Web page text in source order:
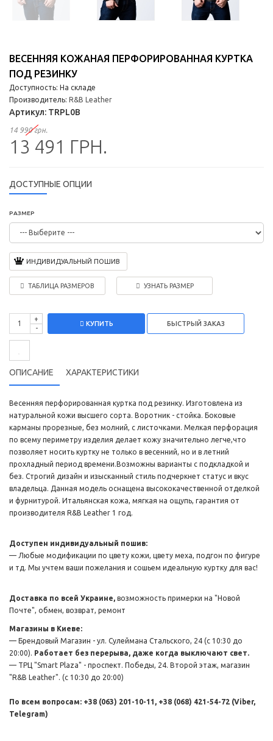
ВЕСЕННЯЯ КОЖАНАЯ ПЕРФОРИРОВАННАЯ КУРТКА
ПОД РЕЗИНКУ
Доступность: На складе
Производитель: R&B Leather
Артикул: TRPL0B
14 990 грн.
13 491 ГРН.
ДОСТУПНЫЕ ОПЦИИ
РАЗМЕР
ИНДИВИДУАЛЬНЫЙ ПОШИВ
ТАБЛИЦА РАЗМЕРОВ УЗНАТЬ РАЗМЕР
+
-
КУПИТЬ
ОПИСАНИЕ ХАРАКТЕРИСТИКИ
Весенняя перфорированная куртка под резинку. Изготовлена из
натуральной кожи высшего сорта. Воротник - стойка. Боковые
карманы прорезные, без молний, с листочками. Мелкая перфорация
по всему периметру изделия делает кожу значительно легче,что
позволяет носить куртку не только в весенний, но и в летний
прохладный период времени.Возможны варианты с подкладкой и
без. Строгий дизайн и изысканный стиль подчеркнет статус и вкус
владельца. Данная модель оснащена высококачественной отделкой
и фурнитурой. Итальянская кожа, мягкая на ощупь, гарантия от
производителя R&B Leather 1 год.
Доступен индивидуальный пошив:
— Любые модификации по цвету кожи, цвету меха, подгон по фигуре
и тд. Мы учтем ваши пожелания и сошьем идеальную куртку для вас!
Доставка по всей Украине, возможность примерки на "Новой
Почте", обмен, возврат, ремонт
Магазины в Киеве:
— Брендовый Магазин - ул. Сулеймана Стальского, 24 (с 10:30 до
20:00). Работает без перерыва, даже когда выключают свет.
— ТРЦ "Smart Plaza" - проспект. Победы, 24. Второй этаж, магазин
"R&B Leather". (с 10:30 до 20:00)
По всем вопросам: +38 (063) 201-10-11, +38 (068) 421-54-72 (Viber,
Telegram)